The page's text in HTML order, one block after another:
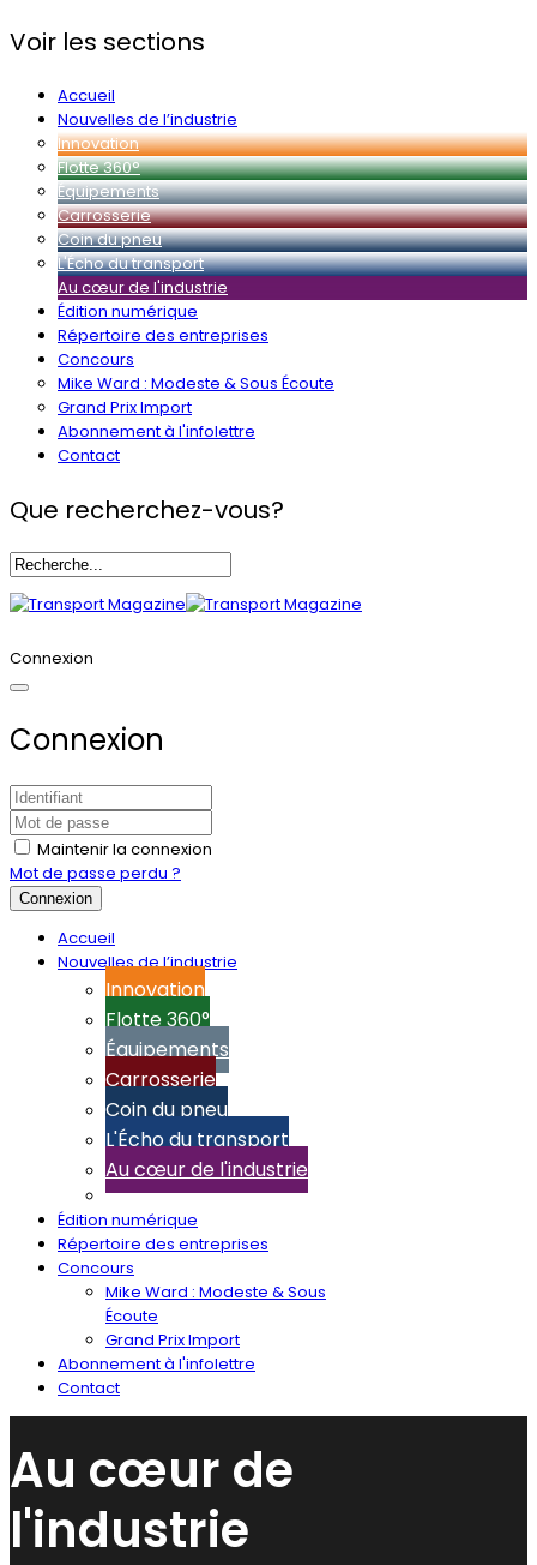
Voir les sections
Accueil
Nouvelles de l’industrie
Innovation
Flotte 360°
Équipements
Carrosserie
Coin du pneu
L'Écho du transport
Au cœur de l'industrie
Édition numérique
Répertoire des entreprises
Concours
Mike Ward : Modeste & Sous Écoute
Grand Prix Import
Abonnement à l'infolettre
Contact
Que recherchez-vous?
Connexion
Connexion
Maintenir la connexion
Mot de passe perdu ?
Connexion
Accueil
Nouvelles de l’industrie
Innovation
Flotte 360°
Équipements
Carrosserie
Coin du pneu
L'Écho du transport
Au cœur de l'industrie
Édition numérique
Répertoire des entreprises
Concours
Mike Ward : Modeste & Sous
Écoute
Grand Prix Import
Abonnement à l'infolettre
Contact
Au cœur de
l'industrie